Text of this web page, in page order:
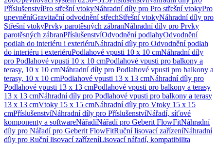
PříslušenstvíPro střešní vtokyNáhradní díly pro Pro střešní vtokyPro
upevněníGravitační odvodnění střechStřešní vtokyNáhradní díly pro
Střešní vtokyPrvky parotěsných zábranNáhradní díly pro Prvky
parotěsných zábranPříslušenstvíOdvodnění podlahyOdvodnění
podlah do interiéru i exteriéruNáhradní díly pro Odvodnění podlah
do interiéru i exteriéruPodlahové vpusti 10 x 10 cmNáhradní díly
pro Podlahové vpusti 10 x 10 cmPodlahové vpusti pro balkony a
terasy, 10 x 10 cmNáhradní díly pro Podlahové vpusti pro balkony a
terasy, 10 x 10 cmPodlahové vpusti 13 x 13 cmNáhradní díly pro
Podlahové vpusti 13 x 13 cmPodlahové vpusti pro balkony a terasy
13 x 13 cmNáhradní díly pro Podlahové vpusti pro balkony a terasy
13 x 13 cmVtoky 15 x 15 cmNáhradní díly pro Vtoky 15 x 15
cmPříslušenstvíNáhradní díly pro PříslušenstvíNářadí, síťové
komponenty a softwareNářadíNářadí pro Geberit FlowFitNáhradní
díly pro Nářadí pro Geberit FlowFitRuční lisovací zařízeníNáhradní
díly pro Ruční lisovací zařízeníLisovací nářadí, kompatibilita